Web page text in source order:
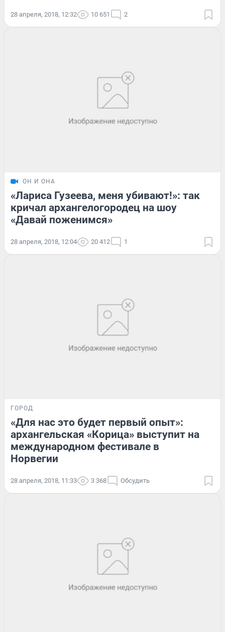
28 апреля, 2018, 12:32 10 651 2
ОН И ОНА
«Лариса Гузеева, меня убивают!»: так
кричал архангелогородец на шоу
«Давай поженимся»
28 апреля, 2018, 12:04 20 412 1
ГОРОД
«Для нас это будет первый опыт»:
архангельская «Корица» выступит на
международном фестивале в
Норвегии
28 апреля, 2018, 11:33 3 368 Обсудить